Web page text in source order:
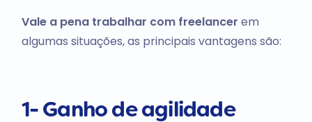
Vale a pena trabalhar com freelancer em
algumas situações, as principais vantagens são:
1- Ganho de agilidade